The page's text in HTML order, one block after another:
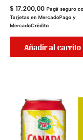
$ 17.200,00 Pagá seguro
Tarjetas en MercadoPago y
MercadoCrédito
Añadir al carrito